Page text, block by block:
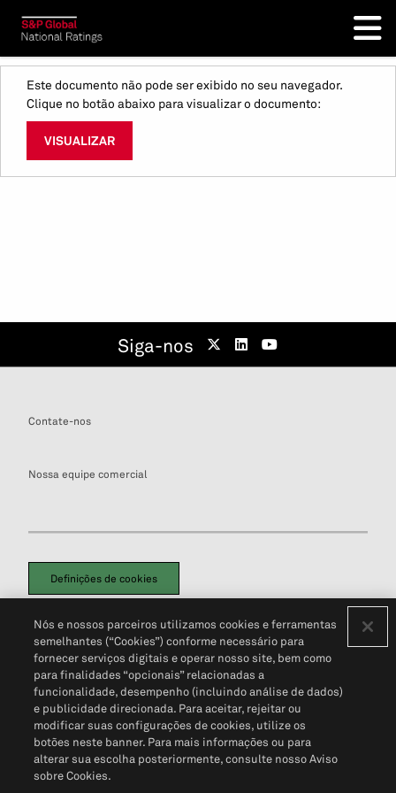
Este documento não pode ser exibido no seu navegador.
Clique no botão abaixo para visualizar o documento:
VISUALIZAR
Siga-nos
Contate-nos
Nossa equipe comercial
Definições de cookies
Política de PrivacidadePortal de privacidade do cliente (em inglês)
Não Venda Minhas Informações Pessoais© 2026 S&P Global
Nós e nossos parceiros utilizamos cookies e ferramentas
semelhantes (“Cookies”) conforme necessário para
fornecer serviços digitais e operar nosso site, bem como
para finalidades “opcionais” relacionadas a
funcionalidade, desempenho (incluindo análise de dados)
e publicidade direcionada. Para aceitar, rejeitar ou
modificar suas configurações de cookies, utilize os
botões neste banner. Para mais informações ou para
alterar sua escolha posteriormente, consulte nosso Aviso
sobre Cookies.